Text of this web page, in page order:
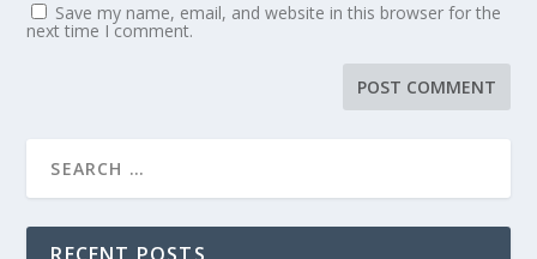
Save my name, email, and website in this browser for the
next time I comment.